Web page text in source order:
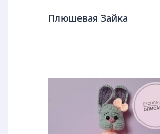
Плюшевая Зайка